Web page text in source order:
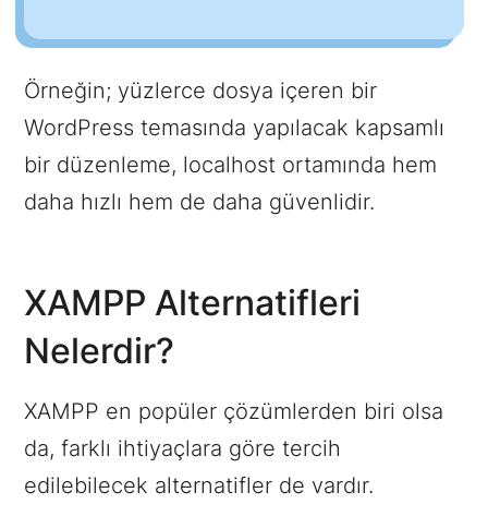
Örneğin; yüzlerce dosya içeren bir
WordPress temasında yapılacak kapsamlı
bir düzenleme, localhost ortamında hem
daha hızlı hem de daha güvenlidir.
XAMPP Alternatifleri
Nelerdir?
XAMPP en popüler çözümlerden biri olsa
da, farklı ihtiyaçlara göre tercih
edilebilecek alternatifler de vardır.